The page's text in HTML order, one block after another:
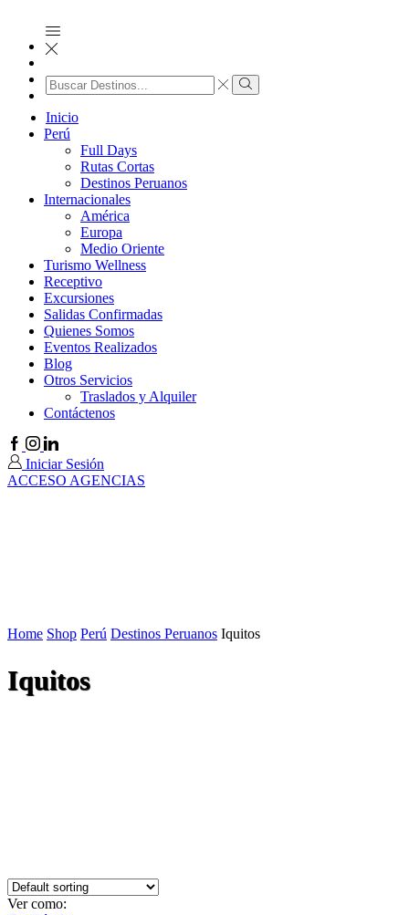
Search
input
Search
Inicio
Perú
Full Days
Rutas Cortas
Destinos Peruanos
Internacionales
América
Europa
Medio Oriente
Turismo Wellness
Receptivo
Excursiones
Salidas Confirmadas
Quienes Somos
Eventos Realizados
Blog
Otros Servicios
Traslados y Alquiler
Contáctenos
Facebook
Instagram
Linkedin
Iniciar Sesión
ACCESO AGENCIAS
Home Shop Perú Destinos Peruanos Iquitos
Iquitos
Ver como: